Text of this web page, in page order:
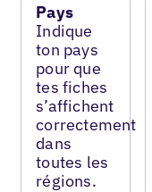
Pays
Indique
ton pays
pour que
tes fiches
s’affichent
correctement
dans
toutes les
régions.